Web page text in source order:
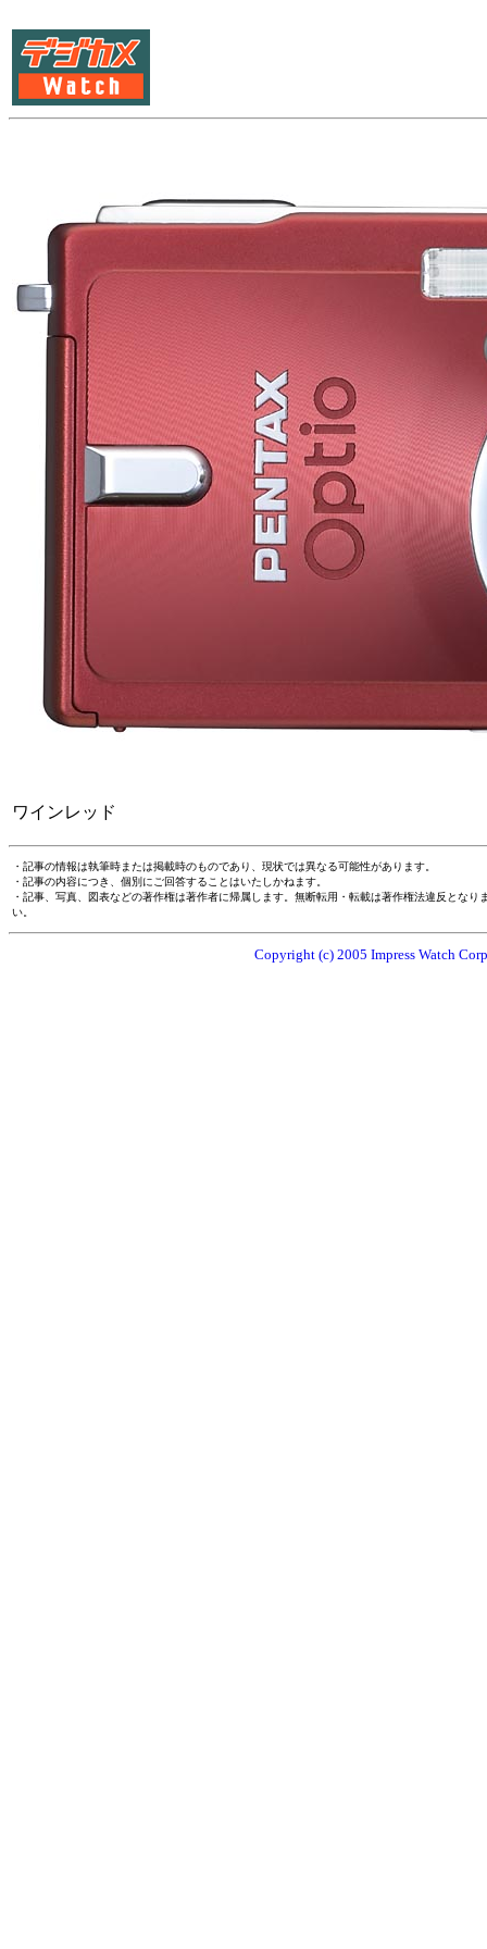
ワインレッド
・記事の情報は執筆時または掲載時のものであり、現状では異なる可能性があります。
・記事の内容につき、個別にご回答することはいたしかねます。
・記事、写真、図表などの著作権は著作者に帰属します。無断転用・転載は著作権法違反とな
い。
Copyright (c) 2005 Impress Watch